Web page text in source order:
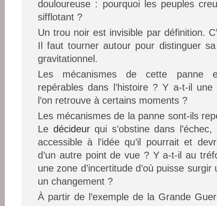
douloureuse : pourquoi les peuples
sifflotant ?
Un trou noir est invisible par définition.
Il faut tourner autour pour distinguer
gravitationnel.
Les mécanismes de cette panne
repérables dans l’histoire ? Y a-t-il
l’on retrouve à certains moments ?
Les mécanismes de la panne sont-ils
Le décideurqui s’obstine dans l’échec,
accessible à l’idée qu’il pourrait et
d’un autre point de vue ? Y a-t-il au
une zone d’incertitude d’où puisse
un changement ?
À partir de l’exemple de la Grande